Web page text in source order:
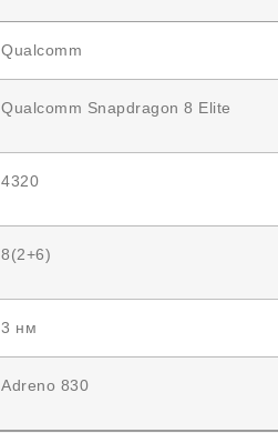
Qualcomm
Qualcomm Snapdragon 8 Elite
4320
8(2+6)
3 нм
Adreno 830